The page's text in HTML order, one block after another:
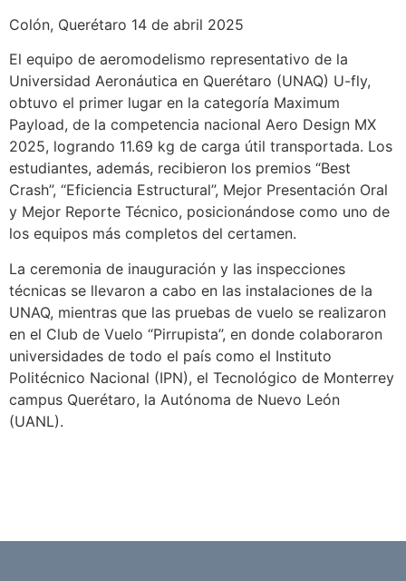
Colón, Querétaro 14 de abril 2025
El equipo de aeromodelismo representativo de la
Universidad Aeronáutica en Querétaro (UNAQ) U-fly,
obtuvo el primer lugar en la categoría Maximum
Payload, de la competencia nacional Aero Design MX
2025, logrando 11.69 kg de carga útil transportada. Los
estudiantes, además, recibieron los premios “Best
Crash”, “Eficiencia Estructural”, Mejor Presentación Oral
y Mejor Reporte Técnico, posicionándose como uno de
los equipos más completos del certamen.
La ceremonia de inauguración y las inspecciones
técnicas se llevaron a cabo en las instalaciones de la
UNAQ, mientras que las pruebas de vuelo se realizaron
en el Club de Vuelo “Pirrupista”, en donde colaboraron
universidades de todo el país como el Instituto
Politécnico Nacional (IPN), el Tecnológico de Monterrey
campus Querétaro, la Autónoma de Nuevo León
(UANL).